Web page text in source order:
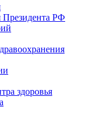
Президента РФ
здоровья